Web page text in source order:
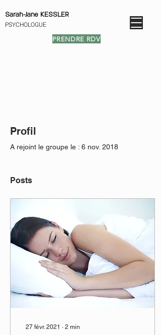
Sarah-Jane KESSLER
PSYCHOLOGUE
PRENDRE RDV
Profil
A rejoint le groupe le : 6 nov. 2018
Posts
27 févr. 2021 ∙ 2 min